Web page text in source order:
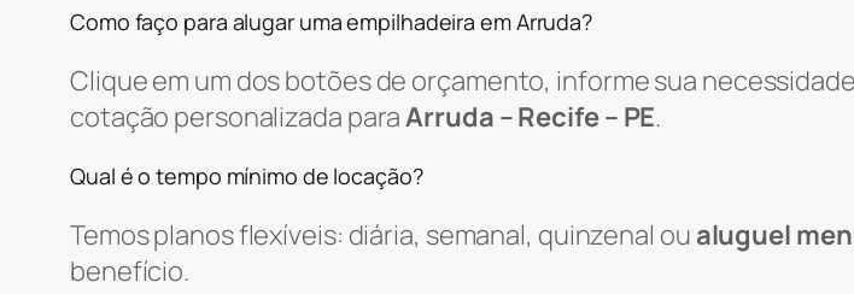
Como faço para alugar uma empilhadeira em Arruda?
Clique em um dos botões de orçamento, informe sua
cotação personalizada paraArruda – Recife – PE.
Qual é o tempo mínimo de locação?
Temos planos flexíveis: diária, semanal, quinzenal ou aluguel
benefício.